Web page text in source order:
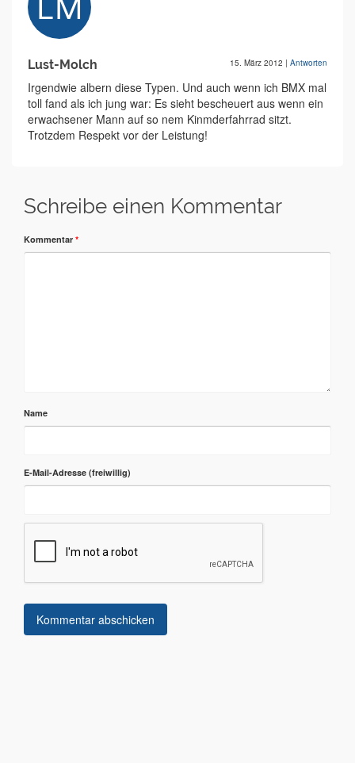
Lust-Molch 15. März 2012 | Antworten
Irgendwie albern diese Typen. Und auch wenn ich BMX mal
toll fand als ich jung war: Es sieht bescheuert aus wenn ein
erwachsener Mann auf so nem Kinmderfahrrad sitzt.
Trotzdem Respekt vor der Leistung!
Schreibe einen Kommentar
Kommentar *
Name
E-Mail-Adresse